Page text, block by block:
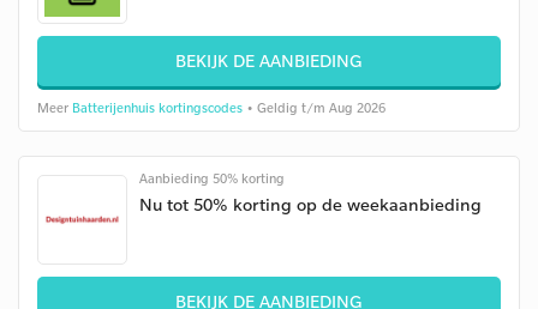
BEKIJK DE AANBIEDING
Meer Batterijenhuis kortingscodes • Geldig t/m Aug 2026
Aanbieding 50% korting
Nu tot 50% korting op de weekaanbieding
BEKIJK DE AANBIEDING